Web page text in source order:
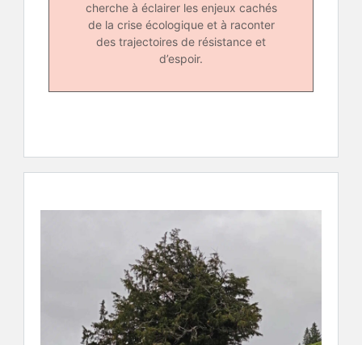
cherche à éclairer les enjeux cachés
de la crise écologique et à raconter
des trajectoires de résistance et
d’espoir.